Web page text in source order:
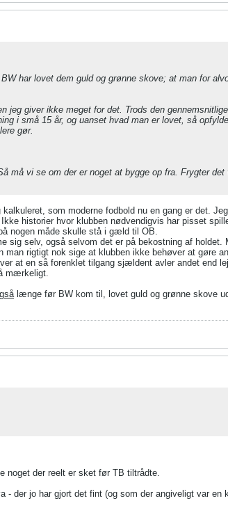
har lovet dem guld og grønne skove; at man for
giver ikke meget for det. Trods den
i små 15 år, og uanset hvad man er lovet, så
gør.
må vi se om der er noget at bygge op fra. Frygter
som moderne fodbold nu en gang er det.
historier hvor klubben nødvendigvis har pisset
nogen måde skulle stå i gæld til OB.
sig selv, også selvom det er på bekostning af holdet.
rigtigt nok sige at klubben ikke behøver at gøre
at en så forenklet tilgang sjældent avler andet end
mærkeligt.
længe før BW kom til, lovet guld og grønne skove
noget der reelt er sket før TB tiltrådte.
der jo har gjort det fint (og som der angiveligt var en